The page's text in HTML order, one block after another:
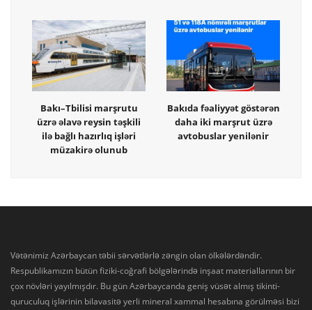
Bakı–Tbilisi marşrutu
üzrə əlavə reysin təşkili
ilə bağlı hazırlıq işləri
müzakirə olunub
Bakıda fəaliyyət göstərən
daha iki marşrut üzrə
avtobuslar yenilənir
Vətənimiz Azərbaycan təbii sərvətlərlə zəngin olan ölkələrdəndir.
Respublikamızın bütün fiziki-coğrafi bölgələrində inşaat materiallarının bir
çox növləri yayılmışdır. Bu gün Azərbaycanda geniş vüsət almış tikinti-
quruculuq işlərinin bilavasitə yerli mineral xammal hesabına görülməsi bizi